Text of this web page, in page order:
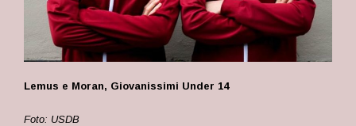
Lemus e Moran, Giovanissimi Under 14
Foto: USDB